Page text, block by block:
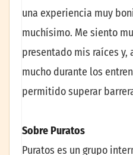
una experiencia muy
muchísimo. Me siento
presentado mis raíces y,
mucho durante los
permitido superar
Sobre Puratos
Puratos es un grupo